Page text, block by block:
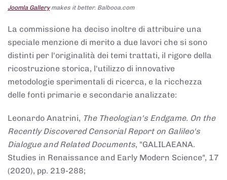
Joomla Gallerymakes it better. Balbooa.com
La commissione ha deciso inoltre di attribuire una
speciale menzione di merito a due lavori che si sono
distinti per l'originalità dei temi trattati, il rigore della
ricostruzione storica, l'utilizzo di innovative
metodologie sperimentali di ricerca, e la ricchezza
delle fonti primarie e secondarie analizzate:
Leonardo Anatrini, The Theologian's Endgame. On the
Recently Discovered Censorial Report on Galileo's
Dialogue and Related Documents, "GALILAEANA.
Studies in Renaissance and Early Modern Science", 17
(2020), pp. 219-288;